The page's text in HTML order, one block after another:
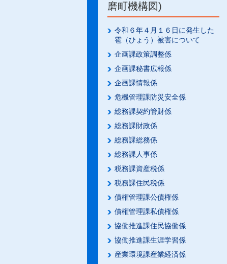
磨町機構図)
令和６年４月１６日に発生した
雹（ひょう）被害について
企画課政策調整係
企画課秘書広報係
企画課情報係
危機管理課防災安全係
総務課契約管財係
総務課財政係
総務課総務係
総務課人事係
税務課資産税係
税務課住民税係
債権管理課公債権係
債権管理課私債権係
協働推進課住民協働係
協働推進課生涯学習係
産業環境課産業経済係